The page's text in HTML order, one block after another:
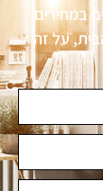
במחירים
על זה